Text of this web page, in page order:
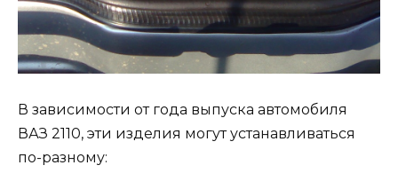
В зависимости от года выпуска автомобиля
ВАЗ 2110, эти изделия могут устанавливаться
по-разному: